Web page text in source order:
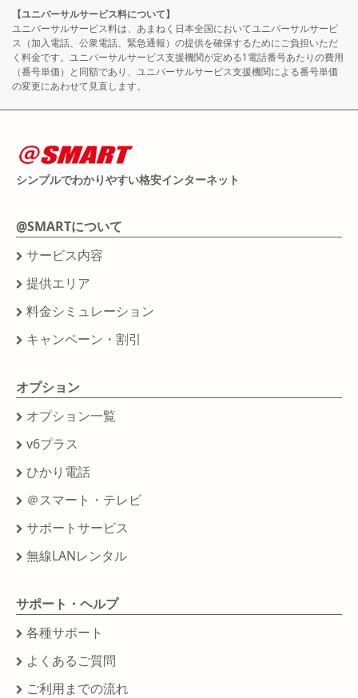
【ユニバーサルサービス料について】
ユニバーサルサービス料は、あまねく日本全国においてユニバーサルサービ
ス（加入電話、公衆電話、緊急通報）の提供を確保するためにご負担いただ
く料金です。ユニバーサルサービス支援機関が定める1電話番号あたりの費用
（番号単価）と同額であり、ユニバーサルサービス支援機関による番号単価
の変更にあわせて見直します。
シンプルでわかりやすい格安インターネット
@SMARTについて
サービス内容
提供エリア
料金シミュレーション
キャンペーン・割引
オプション
オプション一覧
v6プラス
ひかり電話
＠スマート・テレビ
サポートサービス
無線LANレンタル
サポート・ヘルプ
各種サポート
よくあるご質問
ご利用までの流れ